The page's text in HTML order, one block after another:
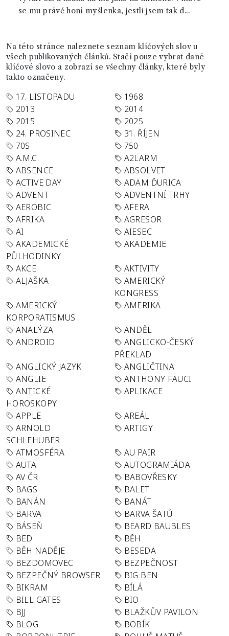
se mu právě honí myšlenka, jestli jsem tak d...
Na této stránce naleznete seznam klíčových slov u
všech publikovaných článků. Stačí pouze vybrat dané
klíčové slovo a zobrazí se všechny články, které byly
takto označeny.
17. LISTOPADU
1968
2013
2014
2015
2025
24. PROSINEC
31. ŘÍJEN
70S
750
A.M.C.
A2LARM
ABSENCE
ABSOLVET
ACTIVE DAY
ADAM ĎURICA
ADVENT
ADVENTNÍ TRHY
AEROBIC
AFERA
AFRIKA
AGRESOR
AI
AIESEC
AKADEMICKÉ
PŮLHODINKY
AKADEMIE
AKCE
AKTIVITY
ALJAŠKA
AMERICKÝ
KONGRESS
AMERICKÝ
KORPORATISMUS
AMERIKA
ANALÝZA
ANDĚL
ANDROID
ANGLICKO-ČESKÝ
PŘEKLAD
ANGLICKÝ JAZYK
ANGLIČTINA
ANGLIE
ANTHONY FAUCI
ANTICKÉ
HOROSKOPY
APLIKACE
APPLE
AREÁL
ARNOLD
SCHLEHUBER
ARTIGY
ATMOSFÉRA
AU PAIR
AUTA
AUTOGRAMIÁDA
AV ČR
BABOVŘESKY
BAGS
BALET
BANÁN
BANÁT
BARVA
BARVA ŠATŮ
BÁSEŇ
BEARD BAUBLES
BED
BĚH
BĚH NADĚJE
BESEDA
BEZDOMOVEC
BEZPEČNOST
BEZPEČNÝ BROWSER
BIG BEN
BIKRAM
BÍLÁ
BILL GATES
BIO
BJJ
BLAŽKŮV PAVILON
BLOG
BOBÍK